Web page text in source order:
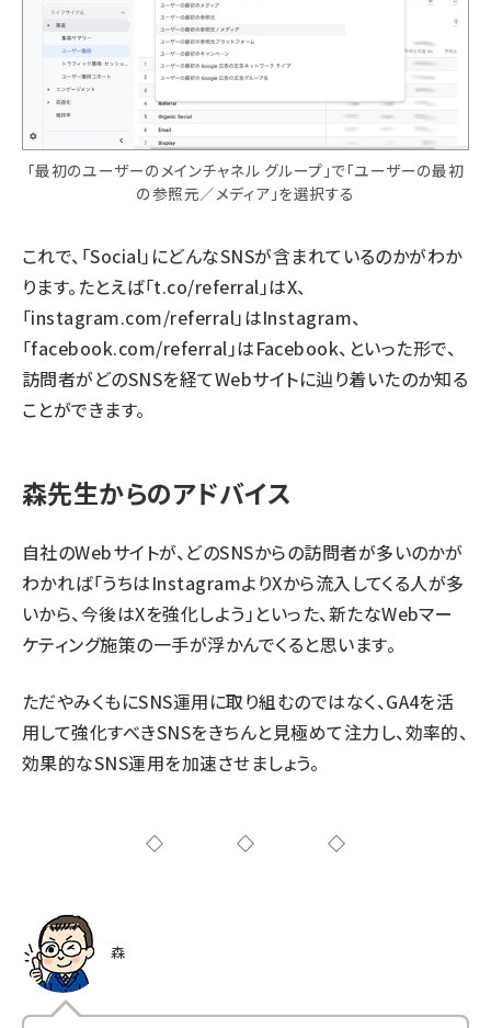
「最初のユーザーのメインチャネル グループ」で「ユーザーの最初
の参照元／メディア」を選択する
これで、「Social」にどんなSNSが含まれているのかがわか
ります。たとえば「t.co/referral」はX、
「instagram.com/referral」はInstagram、
「facebook.com/referral」はFacebook、といった形で、
訪問者がどのSNSを経てWebサイトに辿り着いたのか知る
ことができます。
森先生からのアドバイス
自社のWebサイトが、どのSNSからの訪問者が多いのかが
わかれば「うちはInstagramよりXから流入してくる人が多
いから、今後はXを強化しよう」といった、新たなWebマー
ケティング施策の一手が浮かんでくると思います。
ただやみくもにSNS運用に取り組むのではなく、GA4を活
用して強化すべきSNSをきちんと見極めて注力し、効率的、
効果的なSNS運用を加速させましょう。
◇◇◇
森